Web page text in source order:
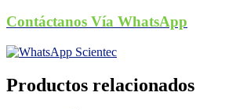
Contáctanos Vía WhatsApp
Productos relacionados